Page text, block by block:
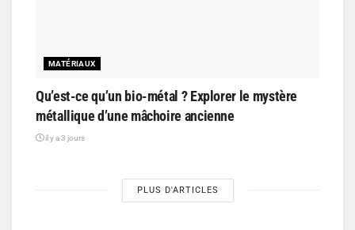
MATÉRIAUX
Qu’est-ce qu’un bio-métal ? Explorer le mystère
métallique d’une mâchoire ancienne
il y a 3 jours
PLUS D'ARTICLES